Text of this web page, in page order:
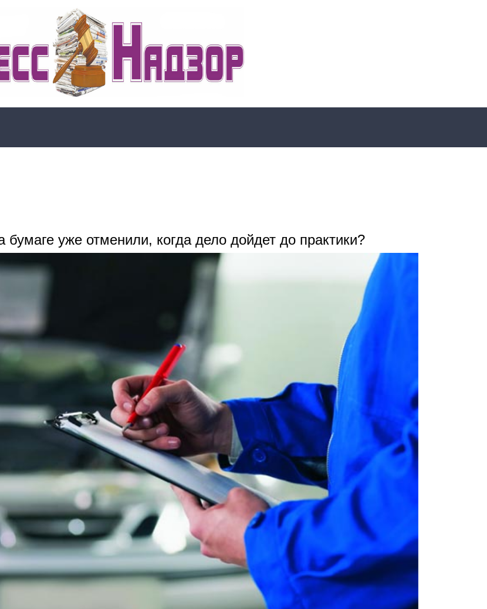
бумаге уже отменили, когда дело дойдет до практики?